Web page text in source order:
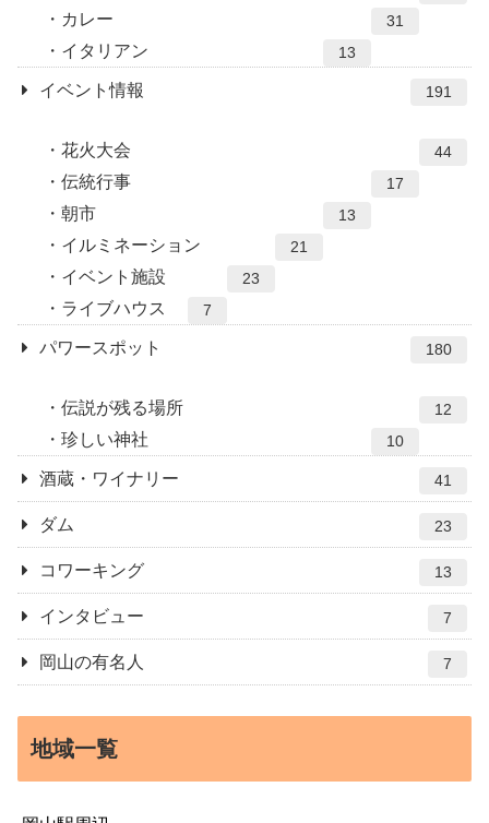
カレー 31
イタリアン 13
イベント情報 191
花火大会 44
伝統行事 17
朝市 13
イルミネーション 21
イベント施設 23
ライブハウス 7
パワースポット 180
伝説が残る場所 12
珍しい神社 10
酒蔵・ワイナリー 41
ダム 23
コワーキング 13
インタビュー 7
岡山の有名人 7
地域一覧